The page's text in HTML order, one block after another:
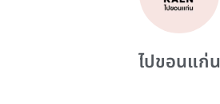
ไปขอนแก่น